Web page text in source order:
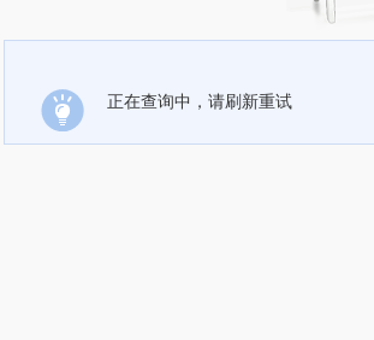
正在查询中，请刷新重试